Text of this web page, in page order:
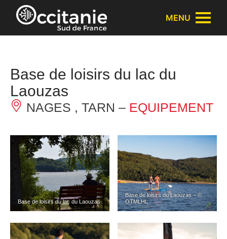
Panneau de gestion des cookies
MENU
Base de loisirs du lac du
Laouzas
NAGES , TARN – EQUIPEMENT
Base de loisirs du lac du Laouzas
Base de loisirs du Laouzas – ©
OTMLHL